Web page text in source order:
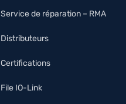
Service de réparation – RMA
Distributeurs
Certifications
File IO-Link